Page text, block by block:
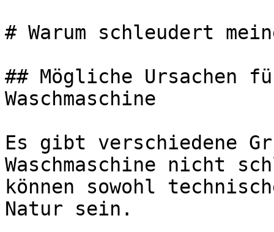
# Warum schleudert
## Mögliche Ursachen
Waschmaschine
Es gibt verschiedene
Waschmaschine nicht
können sowohl
Natur sein.